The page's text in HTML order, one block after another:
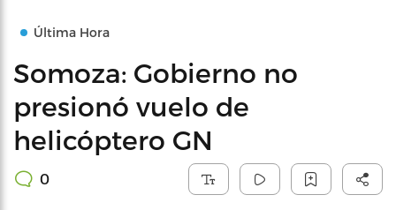
Última Hora
Somoza: Gobierno no
presionó vuelo de
helicóptero GN
0